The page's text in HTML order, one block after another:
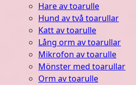
Hare av toarulle
Hund av två toarullar
Katt av toarulle
Lång orm av toarullar
Mikrofon av toarulle
Mönster med toarullar
Orm av toarulle